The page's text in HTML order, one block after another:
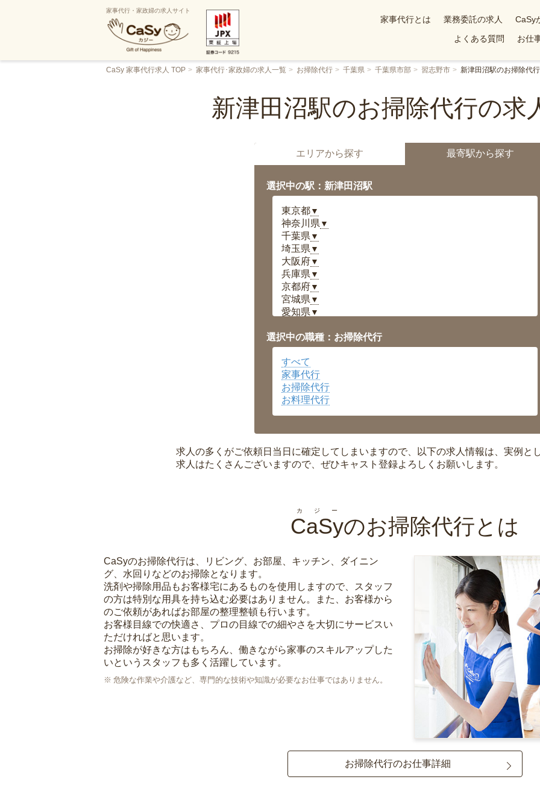
家事代行・家政婦の求人サイト
家事代行とは 業務委託の求人 CaSy
よくある質問
お仕
CaSy 家事代行求人 TOP 家事代行･家政婦の求人一覧 お掃除代行 千葉県 千葉県市部 習志野市 新津田沼駅のお掃除代行
新津田沼駅のお掃除代行の求
エリアから探す 最寄駅から探す
選択中の駅：新津田沼駅
東京都▼
神奈川県 ▼
千葉県 ▼
埼玉県 ▼
大阪府▼
兵庫県 ▼
京都府▼
宮城県 ▼
愛知県 ▼
岡山県▼
広島県▼
沖縄県
選択中の職種：お掃除代行
すべて
家事代行
お掃除代行
お料理代行
求人の多くがご依頼日当日に確定してしまいますので、以下の求人情報は、実例と
求人はたくさんございますので、ぜひキャスト登録よろしくお願いします。
CaSy
カジー
のお掃除代行とは
CaSyのお掃除代行は、リビング、お部屋、キッチン、ダイニン
グ、水回りなどのお掃除となります。
洗剤や掃除用品もお客様宅にあるものを使用しますので、スタッフ
の方は特別な用具を持ち込む必要はありません。また、お客様から
のご依頼があればお部屋の整理整頓も行います。
お客様目線での快適さ、プロの目線での細やさを大切にサービスい
ただければと思います。
お掃除が好きな方はもちろん、働きながら家事のスキルアップした
いというスタッフも多く活躍しています。
危険な作業や介護など、専門的な技術や知識が必要なお仕事ではありません。
お掃除代行のお仕事詳細